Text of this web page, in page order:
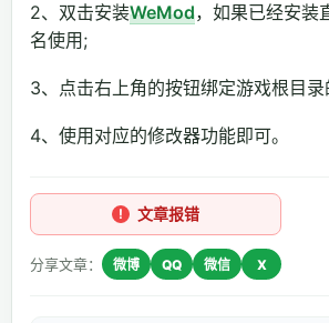
2、双击安装WeMod，如果已经安装
名使用;
3、点击右上角的按钮绑定游戏根目
4、使用对应的修改器功能即可。
文章报错
分享文章： 微博 QQ 微信 X